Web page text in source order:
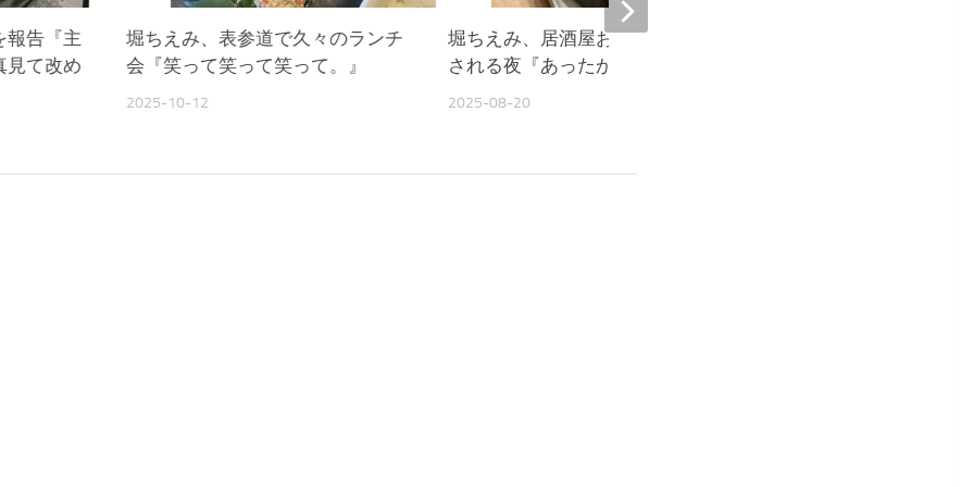
堀ちえみ、表参道で久々のランチ
会『笑って笑って笑って。』
2025-10-12
堀ちえみ、居酒屋おにぎりに癒や
される夜『あったか〜い』
2025-08-20
報告『主
見て改め